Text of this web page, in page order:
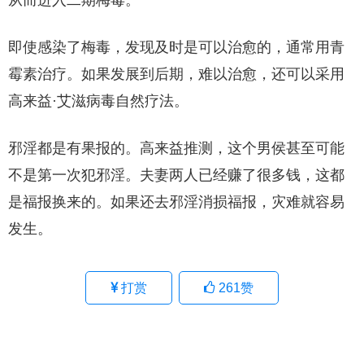
即使感染了梅毒，发现及时是可以治愈的，通常用青
霉素治疗。如果发展到后期，难以治愈，还可以采用
高来益·艾滋病毒自然疗法。
邪淫都是有果报的。高来益推测，这个男侯甚至可能
不是第一次犯邪淫。夫妻两人已经赚了很多钱，这都
是福报换来的。如果还去邪淫消损福报，灾难就容易
发生。
打赏 261赞